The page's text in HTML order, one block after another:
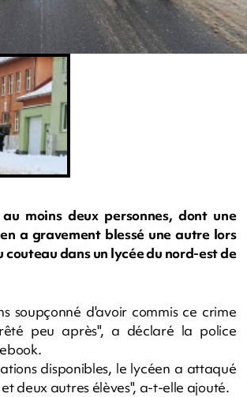
moins deux personnes, dont une
a gravement blessé une autre lors
dans un lycée du nord-est de
soupçonné d'avoir commis ce crime
peu après", a déclaré la police
disponibles, le lycéen a attaqué
deux autres élèves", a-t-elle ajouté.